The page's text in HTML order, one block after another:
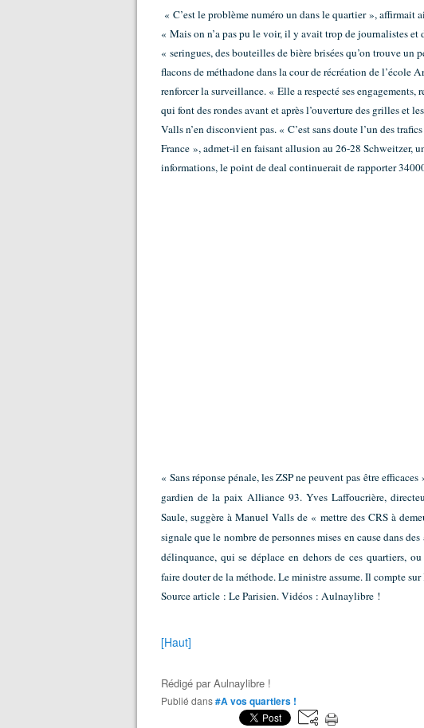
« C’est le problème numéro un dans le quartier »,
« Mais on n’a pas pu le voir, il y avait trop de journalistes et
« seringues, des bouteilles de bière brisées qu’on trouve
flacons de méthadone dans la cour de récréation de l’école
renforcer la surveillance. « Elle a respecté ses
qui font des rondes avant et après l’ouverture des grilles et
Valls n’en disconvient pas. « C’est sans doute l’un des
France », admet-il en faisant allusion au 26-28 Schweitzer,
informations, le point de deal continuerait de rapporter
« Sans réponse pénale, les ZSP ne peuvent pas être
gardien de la paix Alliance 93. Yves Laffoucrière,
Saule, suggère à Manuel Valls de « mettre des CRS à
signale que le nombre de personnes mises en cause dans
délinquance, qui se déplace en dehors de ces quartiers,
faire douter de la méthode. Le ministre assume. Il compte
Source article : Le Parisien. Vidéos : Aulnaylibre !
[Haut]
Rédigé parAulnaylibre !
Publié dans#A vos quartiers !